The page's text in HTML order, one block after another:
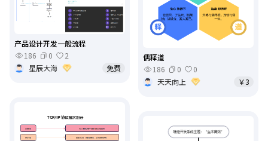
儒释道
186
0
0
天天向上
￥3
产品设计开发一般流程
186
0
2
星辰大海
免费